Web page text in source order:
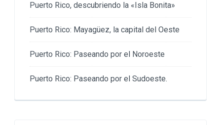
Puerto Rico, descubriendo la «Isla Bonita»
Puerto Rico: Mayagüez, la capital del Oeste
Puerto Rico: Paseando por el Noroeste
Puerto Rico: Paseando por el Sudoeste.